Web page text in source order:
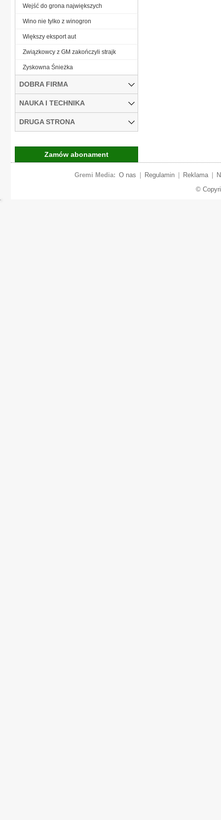
Wejść do grona największych
Wino nie tylko z winogron
Większy eksport aut
Związkowcy z GM zakończyli strajk
Zyskowna Śnieżka
DOBRA FIRMA
NAUKA I TECHNIKA
DRUGA STRONA
Zamów abonament
Gremi Media: O nas Regulamin Reklama
©